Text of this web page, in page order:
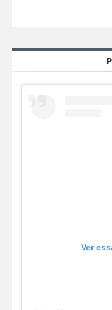
Ver